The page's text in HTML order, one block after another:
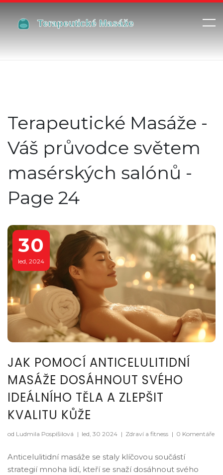
Terapeutické Masáže -
Váš průvodce světem
masérských salónů -
Page 24
30
led, 2024
JAK POMOCÍ ANTICELULITIDNÍ
MASÁŽE DOSÁHNOUT SVÉHO
IDEÁLNÍHO TĚLA A ZLEPŠIT
KVALITU KŮŽE
od Ludmila Pospíšilová | led, 30 2024 | Zdraví a fitness | 0 Komentáře
Anticelulitidní masáže se staly klíčovou součástí
strategií mnoha lidí, kteří se snaží dosáhnout svého